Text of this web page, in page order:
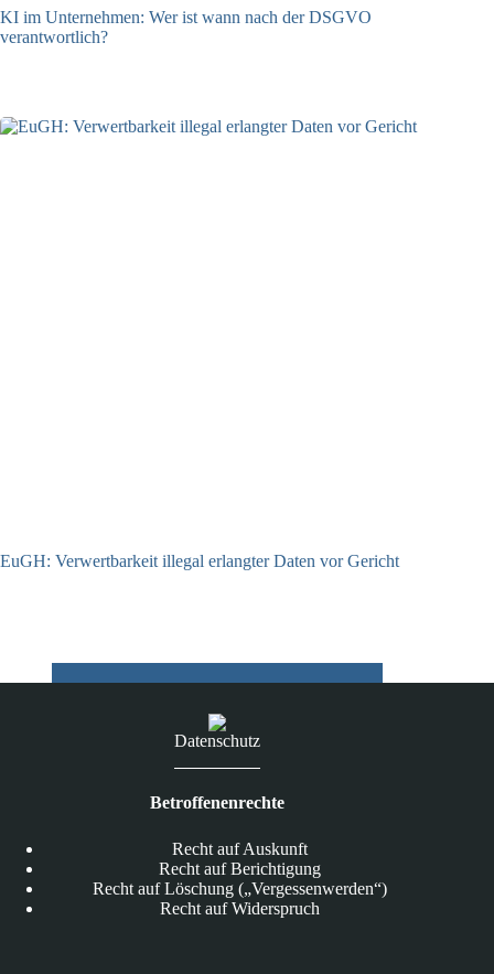
KI im Unternehmen: Wer ist wann nach der DSGVO
verantwortlich?
EuGH: Verwertbarkeit illegal erlangter Daten vor Gericht
Datenschutz
Betroffenenrechte
Recht auf Auskunft
Recht auf Berichtigung
Recht auf Löschung („Vergessenwerden“)
Recht auf Widerspruch